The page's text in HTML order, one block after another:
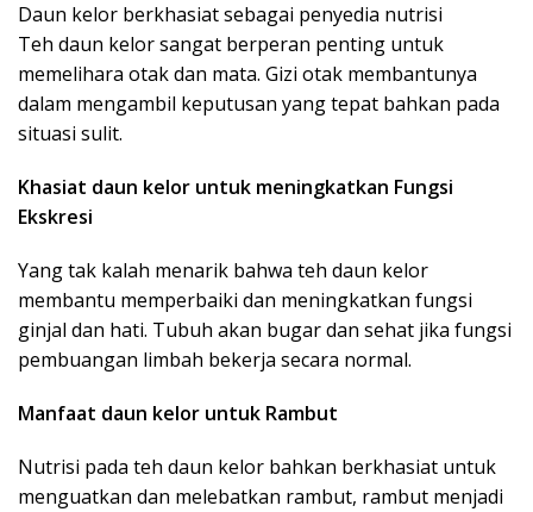
Daun kelor berkhasiat sebagai penyedia nutrisi
Teh daun kelor sangat berperan penting untuk
memelihara otak dan mata. Gizi otak membantunya
dalam mengambil keputusan yang tepat bahkan pada
situasi sulit.
Khasiat daun kelor untuk meningkatkan Fungsi
Ekskresi
Yang tak kalah menarik bahwa teh daun kelor
membantu memperbaiki dan meningkatkan fungsi
ginjal dan hati. Tubuh akan bugar dan sehat jika fungsi
pembuangan limbah bekerja secara normal.
Manfaat daun kelor untuk Rambut
Nutrisi pada teh daun kelor bahkan berkhasiat untuk
menguatkan dan melebatkan rambut, rambut menjadi